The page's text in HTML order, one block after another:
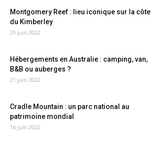
Montgomery Reef : lieu iconique sur la côte
du Kimberley
29 juin 2022
Hébergements en Australie : camping, van,
B&B ou auberges ?
21 juin 2022
Cradle Mountain : un parc national au
patrimoine mondial
16 juin 2022